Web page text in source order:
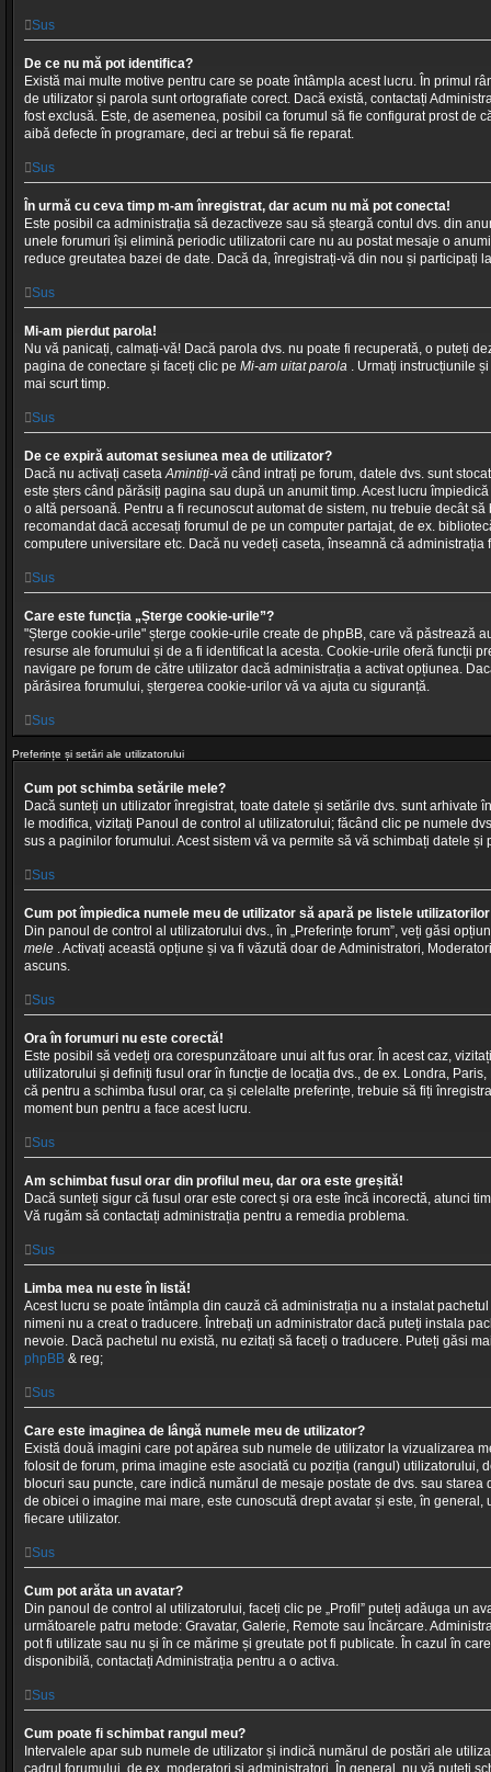
Sus
De ce nu mă pot identifica?
Există mai multe motive pentru care se poate întâmpla acest lucru. În primul
de utilizator și parola sunt ortografiate corect. Dacă există, contactați
fost exclusă. Este, de asemenea, posibil ca forumul să fie configurat prost de
aibă defecte în programare, deci ar trebui să fie reparat.
Sus
În urmă cu ceva timp m-am înregistrat, dar acum nu mă pot conecta!
Este posibil ca administrația să dezactiveze sau să șteargă contul dvs. din
unele forumuri își elimină periodic utilizatorii care nu au postat mesaje o
reduce greutatea bazei de date. Dacă da, înregistrați-vă din nou și participați
Sus
Mi-am pierdut parola!
Nu vă panicați, calmați-vă! Dacă parola dvs. nu poate fi recuperată, o puteți
pagina de conectare și faceți clic pe Mi-am uitat parola
. Urmați instrucțiunile
mai scurt timp.
Sus
De ce expiră automat sesiunea mea de utilizator?
Dacă nu activați caseta Amintiți-vă când intrați pe forum, datele dvs. sunt
este șters când părăsiți pagina sau după un anumit timp. Acest lucru
o altă persoană. Pentru a fi recunoscut automat de sistem, nu trebuie decât
recomandat dacă accesați forumul de pe un computer partajat, de ex.
computere universitare etc. Dacă nu vedeți caseta, înseamnă că
Sus
Care este funcția „Șterge cookie-urile”?
"Șterge cookie-urile" șterge cookie-urile create de phpBB, care vă păstrează
resurse ale forumului și de a fi identificat la acesta. Cookie-urile oferă funcții
navigare pe forum de către utilizator dacă administrația a activat opțiunea.
părăsirea forumului, ștergerea cookie-urilor vă va ajuta cu siguranță.
Sus
Preferințe și setări ale utilizatorului
Cum pot schimba setările mele?
Dacă sunteți un utilizator înregistrat, toate datele și setările dvs. sunt arhivate
le modifica, vizitați Panoul de control al utilizatorului; făcând clic pe numele
sus a paginilor forumului. Acest sistem vă va permite să vă schimbați datele și
Sus
Cum pot împiedica numele meu de utilizator să apară pe listele
Din panoul de control al utilizatorului dvs., în „Preferințe forum”, veți găsi
mele . Activați această opțiune și va fi văzută doar de Administratori,
ascuns.
Sus
Ora în forumuri nu este corectă!
Este posibil să vedeți ora corespunzătoare unui alt fus orar. În acest caz,
utilizatorului și definiți fusul orar în funcție de locația dvs., de ex. Londra,
că pentru a schimba fusul orar, ca și celelalte preferințe, trebuie să fiți
moment bun pentru a face acest lucru.
Sus
Am schimbat fusul orar din profilul meu, dar ora este greșită!
Dacă sunteți sigur că fusul orar este corect și ora este încă incorectă, atunci
Vă rugăm să contactați administrația pentru a remedia problema.
Sus
Limba mea nu este în listă!
Acest lucru se poate întâmpla din cauză că administrația nu a instalat
nimeni nu a creat o traducere. Întrebați un administrator dacă puteți instala
nevoie. Dacă pachetul nu există, nu ezitați să faceți o traducere. Puteți găsi
phpBB & reg;
Sus
Care este imaginea de lângă numele meu de utilizator?
Există două imagini care pot apărea sub numele de utilizator la vizualizarea
folosit de forum, prima imagine este asociată cu poziția (rangul) utilizatorului,
blocuri sau puncte, care indică numărul de mesaje postate de dvs. sau starea
de obicei o imagine mai mare, este cunoscută drept avatar și este, în general,
fiecare utilizator.
Sus
Cum pot arăta un avatar?
Din panoul de control al utilizatorului, faceți clic pe „Profil” puteți adăuga un
următoarele patru metode: Gravatar, Galerie, Remote sau Încărcare.
pot fi utilizate sau nu și în ce mărime și greutate pot fi publicate. În cazul în
disponibilă, contactați Administrația pentru a o activa.
Sus
Cum poate fi schimbat rangul meu?
Intervalele apar sub numele de utilizator și indică numărul de postări ale
cadrul forumului, de ex. moderatori și administratori. În general, nu vă puteți